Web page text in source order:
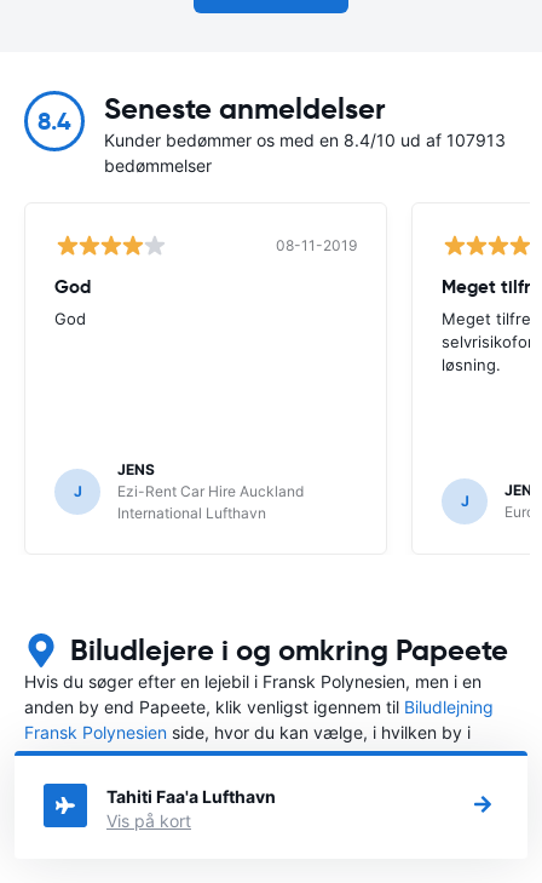
8.4 Seneste anmeldelser
Kunder bedømmer os med en 8.4/10 ud af 107913
bedømmelser
08-11-2019
God
God
J
JENS
Ezi-Rent Car Hire Auckland
International Lufthavn
Meget
Meget
løsning.
J
Biludlejere i og omkring Papeete
Hvis du søger efter en lejebil i Fransk Polynesien, men i en
anden by end Papeete, klik venligst igennem til Biludlejning
Fransk Polynesien side, hvor du kan vælge, i hvilken by i
Fransk Polynesien du ønsker at leje en bil.
Tahiti Faa'a Lufthavn
Vis på kort